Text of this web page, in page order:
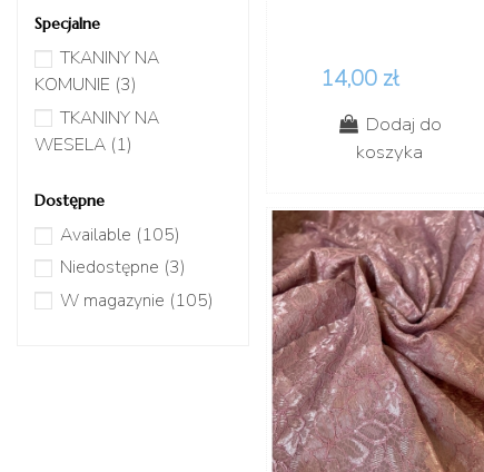
14,00 zł
Dodaj do
koszyka
Specjalne
TKANINY NA
KOMUNIE (3)
TKANINY NA
WESELA (1)
Dostępne
Available (105)
Niedostępne (3)
W magazynie (105)